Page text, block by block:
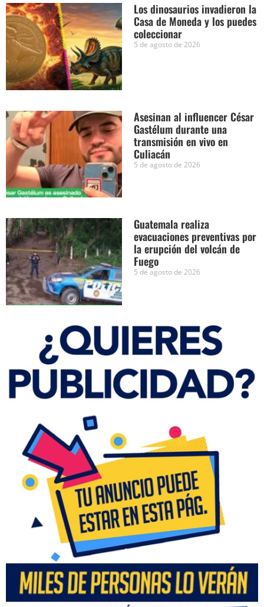
Los dinosaurios invadieron la
Casa de Moneda y los puedes
coleccionar
5 de agosto de 2026
Asesinan al influencer César
Gastélum durante una
transmisión en vivo en
Culiacán
5 de agosto de 2026
Guatemala realiza
evacuaciones preventivas por
la erupción del volcán de
Fuego
5 de agosto de 2026